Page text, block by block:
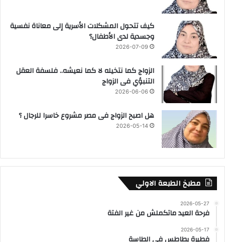
كيف تتحول المشكلات الأسرية إلى معاناة نفسية
وجسدية لدى الأطفال؟
2026-07-09
الزواج كما نتخيله لا كما نعيشه.. فلسفة العقل
التنبؤي فى الزواج
2026-06-06
هل اصبح الزواج فى مصر مشروع خاسرا للرجال ؟
2026-05-14
مطبخ الطبعة الاولي
2026-05-27
فرحة العيد ماتكملش من غير الفتة
2026-05-17
فطيرة بطاطس في الطاسة